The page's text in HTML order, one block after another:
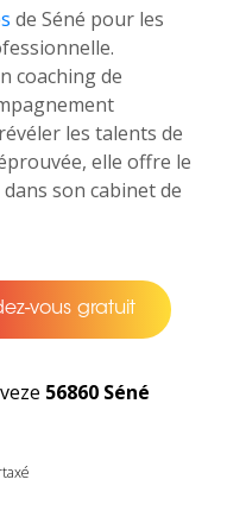
de Séné pour les
coaching de
les talents de
elle offre le
dans son cabinet de
vous gratuit
56860 Séné